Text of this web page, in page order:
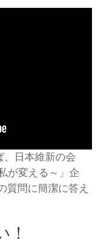
、日本維新の会
が変える～」企
質問に簡潔に答え
！